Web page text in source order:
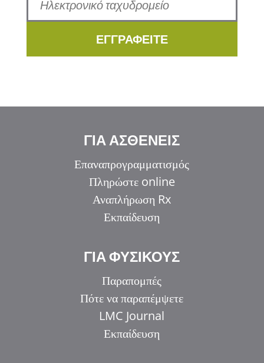
ΕΓΓΡΑΦΕΙΤΕ
ΓΙΑ ΑΣΘΕΝΕΙΣ
Επαναπρογραμματισμός
Πληρώστε online
Αναπλήρωση Rx
Εκπαίδευση
ΓΙΑ ΦΥΣΙΚΟΥΣ
Παραπομπές
Πότε να παραπέμψετε
LMC Journal
Εκπαίδευση